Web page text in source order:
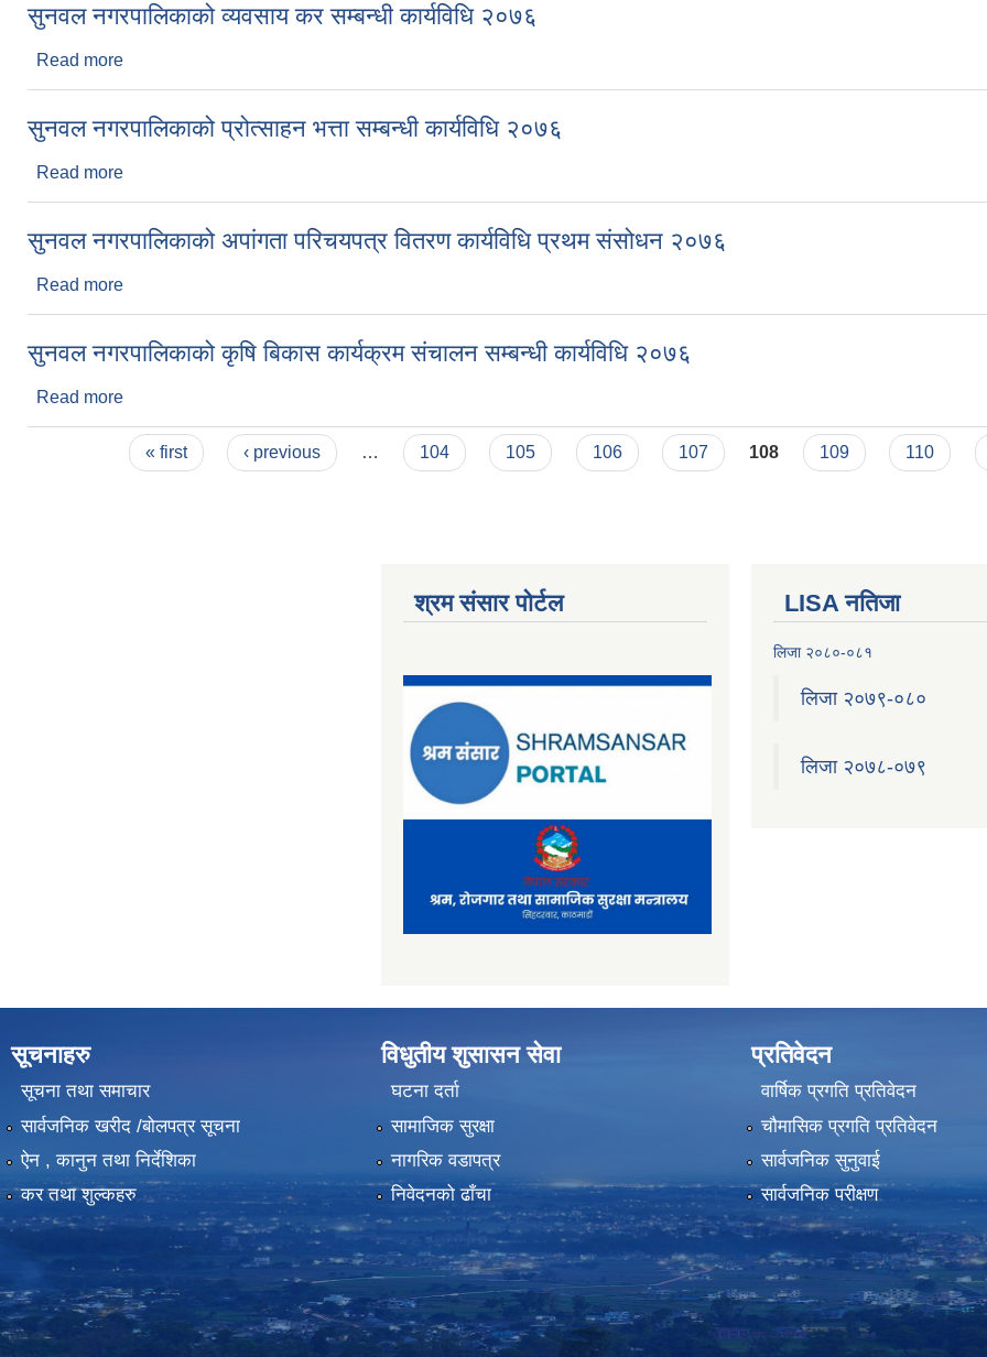
सुनवल नगरपालिकाको व्यवसाय कर सम्बन्धी कार्यविधि २०७६
Read more
सुनवल नगरपालिकाको प्रोत्साहन भत्ता सम्बन्धी कार्यविधि २०७६
Read more
सुनवल नगरपालिकाको अपांगता परिचयपत्र वितरण कार्यविधि प्रथम संसोधन २०७६
Read more
सुनवल नगरपालिकाको कृषि बिकास कार्यक्रम संचालन सम्बन्धी कार्यविधि २०७६
Read more
« first ‹ previous … 104 105 106 107 108 109 110
श्रम संसार पोर्टल LISA नतिजा
लिजा २०८०-०८१
लिजा २०७९-०८०
लिजा २०७८-०७९
सूचनाहरु
सूचना तथा समाचार
सार्वजनिक खरीद /बोलपत्र सूचना
ऐन , कानुन तथा निर्देशिका
कर तथा शुल्कहरु
विधुतीय शुसासन सेवा
घटना दर्ता
सामाजिक सुरक्षा
नागरिक वडापत्र
निवेदनको ढाँचा
प्रतिवेदन
वार्षिक प्रगति प्रतिवेदन
चौमासिक प्रगति प्रतिवेदन
सार्वजनिक सुनुवाई
सार्वजनिक परीक्षण